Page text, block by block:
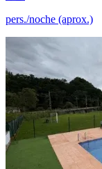
pers./noche (aprox.)